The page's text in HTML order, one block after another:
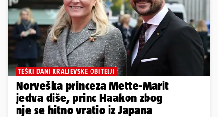
TEŠKI DANI KRALJEVSKE OBITELJI
Norveška princeza Mette-Marit
jedva diše, princ Haakon zbog
nje se hitno vratio iz Japana